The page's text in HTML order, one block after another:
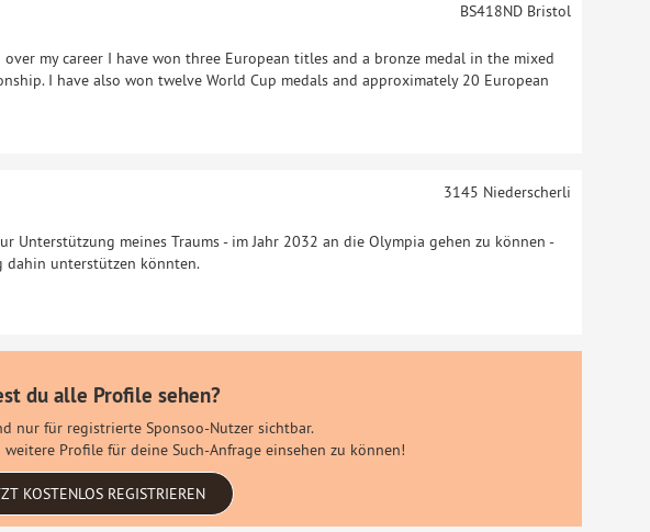
over my career I have won three European titles and a bronze medal in the mixed
I have also won twelve World Cup medals and approximately 20 European
BS418NDBristol
Unterstützung meines Traums - im Jahr 2032 an die Olympia gehen zu können -
dahin unterstützen könnten.
3145 Niederscherli
du alle Profile sehen?
nur für registrierte Sponsoo-Nutzer sichtbar.
Profile für deine Such-Anfrage einsehen zu können!
KOSTENLOS REGISTRIEREN